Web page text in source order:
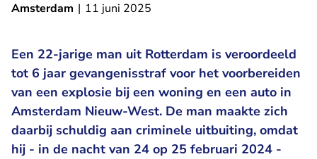
Amsterdam | 11 juni 2025
Een 22-jarige man uit Rotterdam is veroordeeld
tot 6 jaar gevangenisstraf voor het voorbereiden
van een explosie bij een woning en een auto in
Amsterdam Nieuw-West. De man maakte zich
daarbij schuldig aan criminele uitbuiting, omdat
hij - in de nacht van 24 op 25 februari 2024 -